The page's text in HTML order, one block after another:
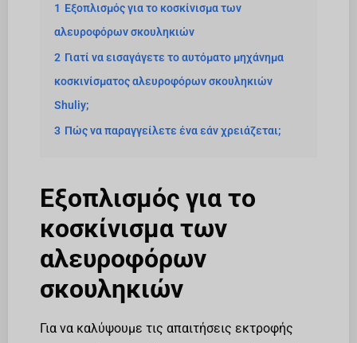
1 Εξοπλισμός για το κοσκίνισμα των
αλευροφόρων σκουληκιών
2 Γιατί να εισαγάγετε το αυτόματο μηχάνημα
κοσκινίσματος αλευροφόρων σκουληκιών
Shuliy;
3 Πώς να παραγγείλετε ένα εάν χρειάζεται;
Εξοπλισμός για το
κοσκίνισμα των
αλευροφόρων
σκουληκιών
Για να καλύψουμε τις απαιτήσεις εκτροφής